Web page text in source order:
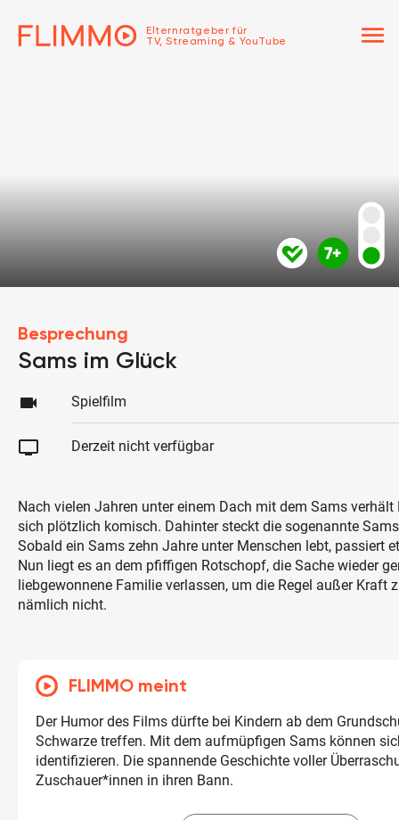
Elternratgeber für
TV, Streaming & YouTube
menu
Besprechung
Sams im Glück
videocam Spielfilm
tv Derzeit nicht verfügbar
Nach vielen Jahren unter einem Dach mit dem Sams
sich plötzlich komisch. Dahinter steckt die sogenannte
Sobald ein Sams zehn Jahre unter Menschen lebt, passiert
Nun liegt es an dem pfiffigen Rotschopf, die Sache wieder
liebgewonnene Familie verlassen, um die Regel außer Kraft
nämlich nicht.
FLIMMO meint
Der Humor des Films dürfte bei Kindern ab dem
Schwarze treffen. Mit dem aufmüpfigen Sams können
identifizieren. Die spannende Geschichte voller
Zuschauer*innen in ihren Bann.